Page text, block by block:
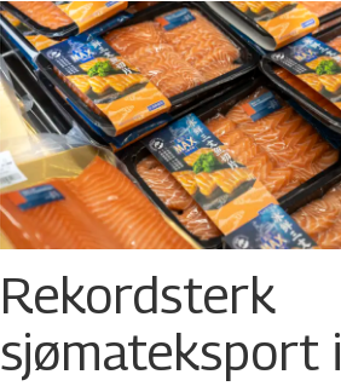
Rekordsterk
sjømateksport i